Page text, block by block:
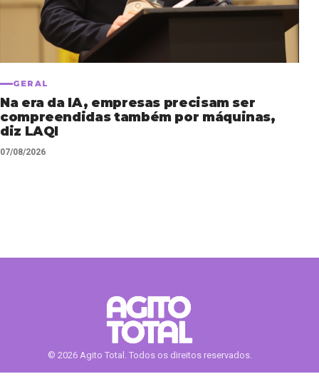
GERAL
Na era da IA, empresas precisam ser
compreendidas também por máquinas,
diz LAQI
07/08/2026
© 2026 Agito Total. Todos os direitos reservados.